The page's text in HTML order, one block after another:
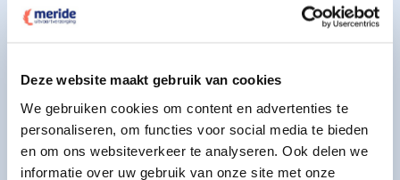
Deze website maakt gebruik van cookies
We gebruiken cookies om content en advertenties te
personaliseren, om functies voor social media te bieden
en om ons websiteverkeer te analyseren. Ook delen we
informatie over uw gebruik van onze site met onze
Aanhef
Voornaam